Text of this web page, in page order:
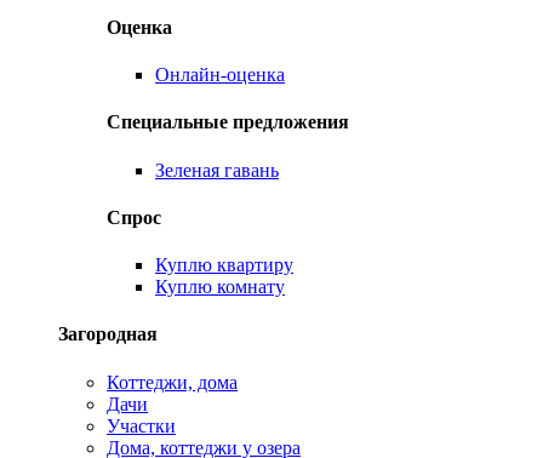
Оценка
Онлайн-оценка
Специальные предложения
Зеленая гавань
Спрос
Куплю квартиру
Куплю комнату
Загородная
Коттеджи, дома
Дачи
Участки
Дома, коттеджи у озера